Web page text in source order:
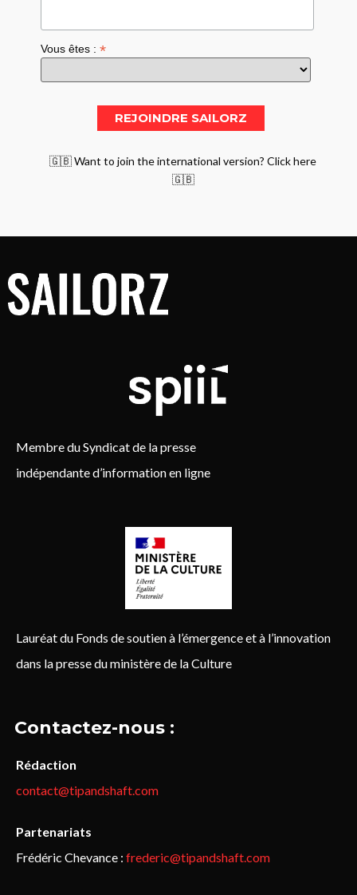
Vous êtes :*
🇬🇧 Want to join the international version? Click here
🇬🇧
Membre du Syndicat de la presse
indépendante d’information en ligne
Lauréat du Fonds de soutien à l’émergence et à l’innovation
dans la presse du ministère de la Culture
Contactez-nous :
Rédaction
contact@tipandshaft.com
Partenariats
Frédéric Chevance : frederic@tipandshaft.com